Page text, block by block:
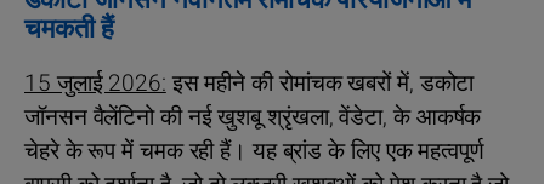
चमकती हैं
15 जुलाई 2026:इस महीने की रोमांचक खबरों में, डकोटा
जॉनसन वैलेंटिनो की नई खुशबू श्रृंखला, वेंडेटा, के आकर्षक
चेहरे के रूप में चमक रही हैं। यह ब्रांड के लिए एक महत्वपूर्ण